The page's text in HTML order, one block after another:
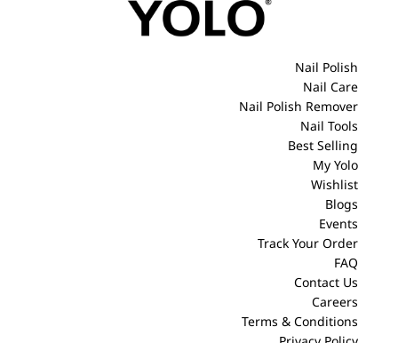
Nail Polish
Nail Care
Nail Polish Remover
Nail Tools
Best Selling
My Yolo
Wishlist
Blogs
Events
Track Your Order
FAQ
Contact Us
Careers
Terms & Conditions